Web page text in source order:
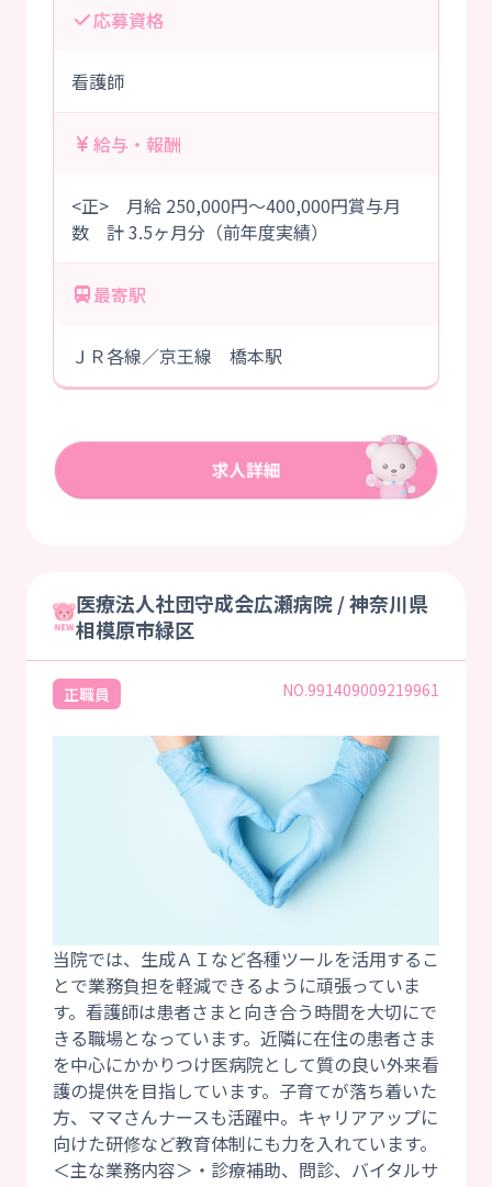
応募資格
看護師
給与・報酬
<正> 月給 250,000円～400,000円賞与月
数 計 3.5ヶ月分（前年度実績）
最寄駅
ＪＲ各線／京王線 橋本駅
医療法人社団守成会広瀬病院 / 神奈川県
相模原市緑区
正職員 NO.991409009219961
当院では、生成ＡＩなど各種ツールを活用するこ
とで業務負担を軽減できるように頑張っていま
す。看護師は患者さまと向き合う時間を大切にで
きる職場となっています。近隣に在住の患者さま
を中心にかかりつけ医病院として質の良い外来看
護の提供を目指しています。子育てが落ち着いた
方、ママさんナースも活躍中。キャリアアップに
向けた研修など教育体制にも力を入れています。
＜主な業務内容＞・診療補助、問診、バイタルサ